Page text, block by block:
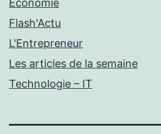
Economie
Flash'Actu
L'Entrepreneur
Les articles de la semaine
Technologie – IT